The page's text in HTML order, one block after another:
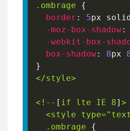
.ombrage
{
border : 5px
-moz-box-shadow:
-webkit-box-
box-shadow: 8px
}
</style>
<!-- [ if lte IE 8] >
<style
.ombrage
{